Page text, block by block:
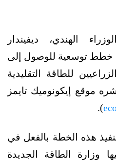
الهندي، ديفيندار
خطط توسعية للوصول إلى
للطاقة التقليدية
موقع إيكونوميك تايمز
).
هذه الخطة بالفعل في
وزارة الطاقة الجديدة